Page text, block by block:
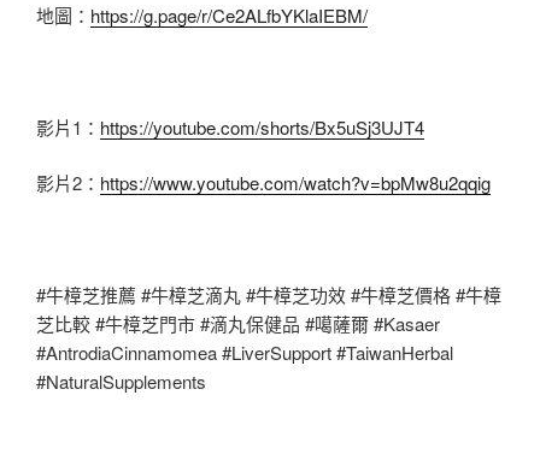
地圖： https://g.page/r/Ce2ALfbYKlaIEBM/
影片1： https://youtube.com/shorts/Bx5uSj3UJT4
影片2： https://www.youtube.com/watch?v=bpMw8u2qqig
#牛樟芝推薦 #牛樟芝滴丸 #牛樟芝功效 #牛樟芝價格 #牛樟
芝比較 #牛樟芝門市 #滴丸保健品 #噶薩爾 #Kasaer
#AntrodiaCinnamomea #LiverSupport #TaiwanHerbal
#NaturalSupplements